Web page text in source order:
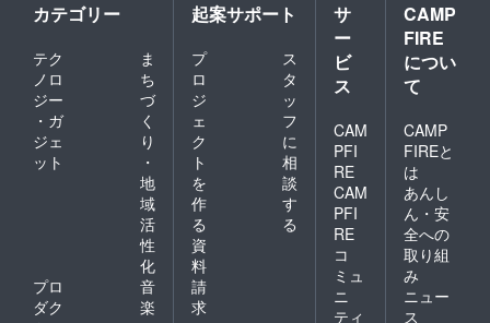
カテゴリー
テク
ノロ
ジー
・ガ
ジェ
ット
ま
ち
づ
く
り
・
地
域
活
性
化
プロ
ダク
音
楽
起案サポート
プ
ロ
ジ
ェ
ク
ト
を
作
る
ス
タ
ッ
フ
に
相
談
す
る
資
料
請
求
サ
ー
ビ
ス
CAM
PFI
RE
CAM
PFI
RE
コ
ミュ
ニ
ティ
CAMP
FIRE
につい
て
CAMP
FIREと
は
あんし
ん・安
全への
取り組
み
ニュー
ス